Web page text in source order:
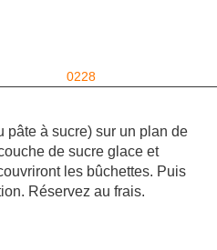
pâte à sucre) sur un plan de
de sucre glace et
les bûchettes. Puis
Réservez au frais.